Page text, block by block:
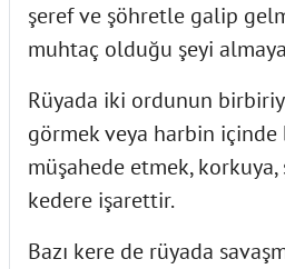
şeref ve şöhretle galip
muhtaç olduğu şeyi
Rüyada iki ordunun
görmek veya harbin
müşahede etmek,
kedere işarettir.
Bazı kere de rüyada